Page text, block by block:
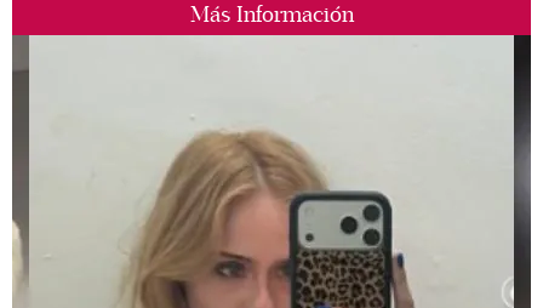
Más Información